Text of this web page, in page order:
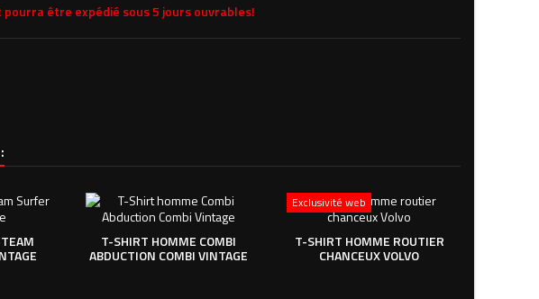
être expédié sous 5 jours ouvrables!
T-SHIRT HOMME COMBI
ABDUCTION COMBI VINTAGE
Exclusivité web
T-SHIRT HOMME ROUTIER
CHANCEUX VOLVO